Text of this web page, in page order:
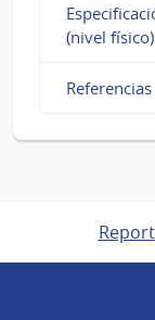
(nivel físico)
Referencias